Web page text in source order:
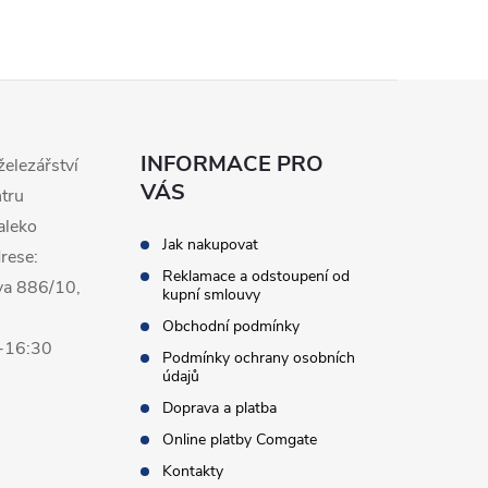
886/10,
16:30
INFORMACE PRO
VÁS
Jak nakupovat
Reklamace a odstoupení od
kupní smlouvy
Obchodní podmínky
Podmínky ochrany osobních
údajů
Doprava a platba
Online platby Comgate
Kontakty